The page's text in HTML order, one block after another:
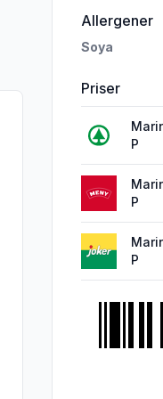
Allergeneri
Soya
Priser
P
P
P